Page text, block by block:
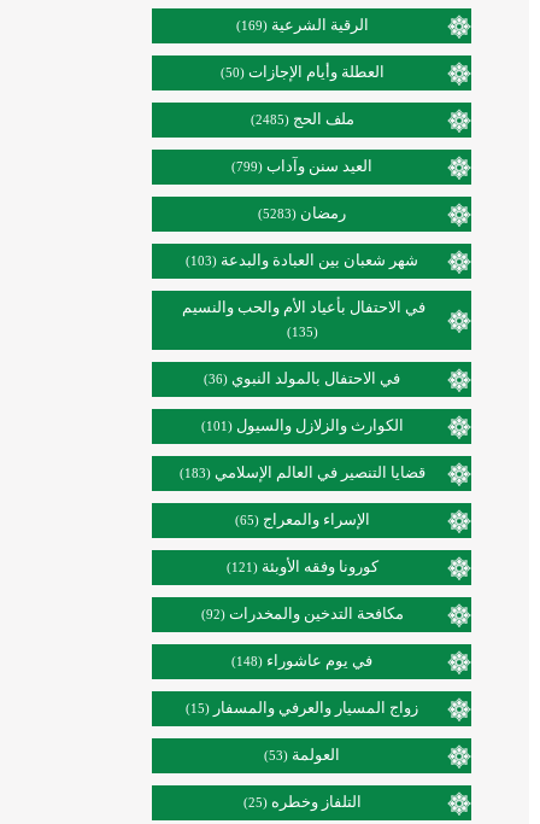
الرقية الشرعية (169)
العطلة وأيام الإجازات (50)
ملف الحج (2485)
العيد سنن وآداب (799)
رمضان (5283)
شهر شعبان بين العبادة والبدعة (103)
في الاحتفال بأعياد الأم والحب والنسيم
(135)
في الاحتفال بالمولد النبوي (36)
الكوارث والزلازل والسيول (101)
قضايا التنصير في العالم الإسلامي (183)
الإسراء والمعراج (65)
كورونا وفقه الأوبئة (121)
مكافحة التدخين والمخدرات (92)
في يوم عاشوراء (148)
زواج المسيار والعرفي والمسفار (15)
العولمة (53)
التلفاز وخطره (25)